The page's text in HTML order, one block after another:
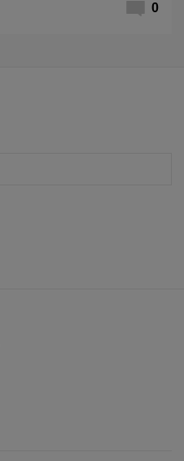
0